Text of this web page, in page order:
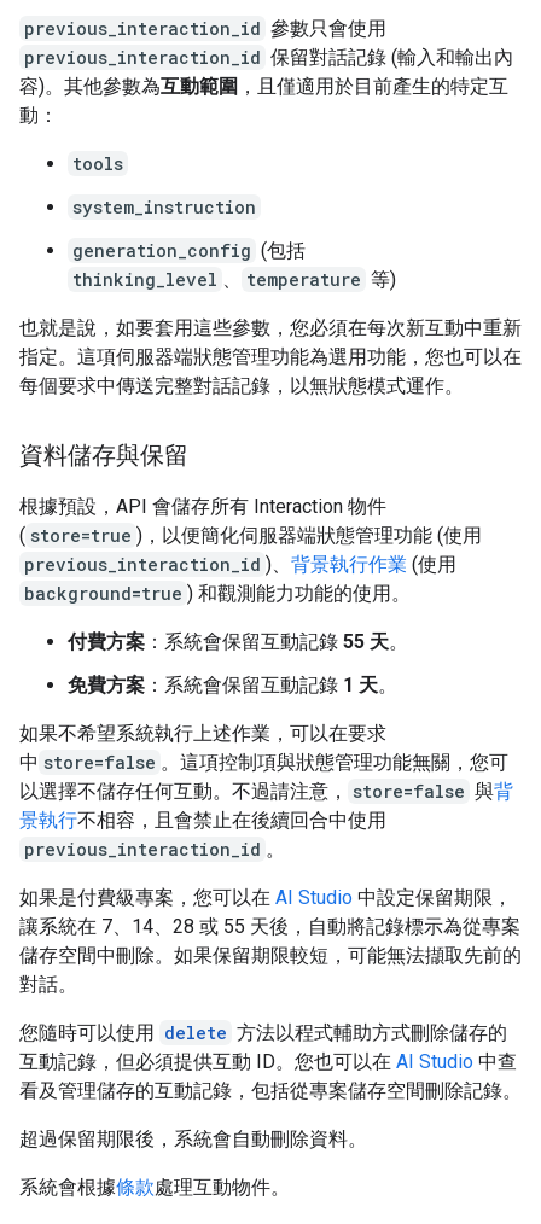
previous_interaction_id 參數只會使用
previous_interaction_id 保留對話記錄 (輸入和輸出內
容)。其他參數為互動範圍 ，且僅適用於目前產生的特定互
動：
tools
system_instruction
generation_config (包括
thinking_level 、 temperature 等)
也就是說，如要套用這些參數，您必須在每次新互動中重新
指定。這項伺服器端狀態管理功能為選用功能，您也可以在
每個要求中傳送完整對話記錄，以無狀態模式運作。
資料儲存與保留
根據預設，API 會儲存所有 Interaction 物件
( store=true )，以便簡化伺服器端狀態管理功能 (使用
previous_interaction_id )、 背景執行作業 (使用
background=true ) 和觀測能力功能的使用。
付費方案 ：系統會保留互動記錄 55 天。
免費方案 ：系統會保留互動記錄 1 天。
如果不希望系統執行上述作業，可以在要求
中 store=false 。這項控制項與狀態管理功能無關，您可
以選擇不儲存任何互動。不過請注意，
store=false 與背
景執行不相容，且會禁止在後續回合中使用
previous_interaction_id 。
如果是付費級專案，您可以在 AI Studio 中設定保留期限，
讓系統在 7、14、28 或 55 天後，自動將記錄標示為從專案
儲存空間中刪除。如果保留期限較短，可能無法擷取先前的
對話。
您隨時可以使用 delete 方法以程式輔助方式刪除儲存的
互動記錄，但必須提供互動 ID。您也可以在 AI Studio 中查
看及管理儲存的互動記錄，包括從專案儲存空間刪除記錄。
超過保留期限後，系統會自動刪除資料。
系統會根據條款處理互動物件。